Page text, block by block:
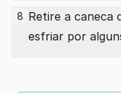
8 Retire a caneca
esfriar por